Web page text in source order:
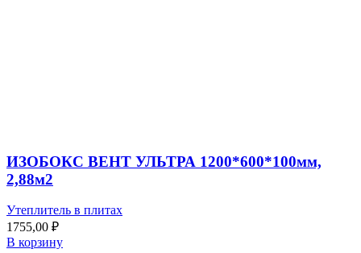
ИЗОБОКС ВЕНТ УЛЬТРА 1200*600*100мм,
2,88м2
Утеплитель в плитах
1755,00 ₽
В корзину